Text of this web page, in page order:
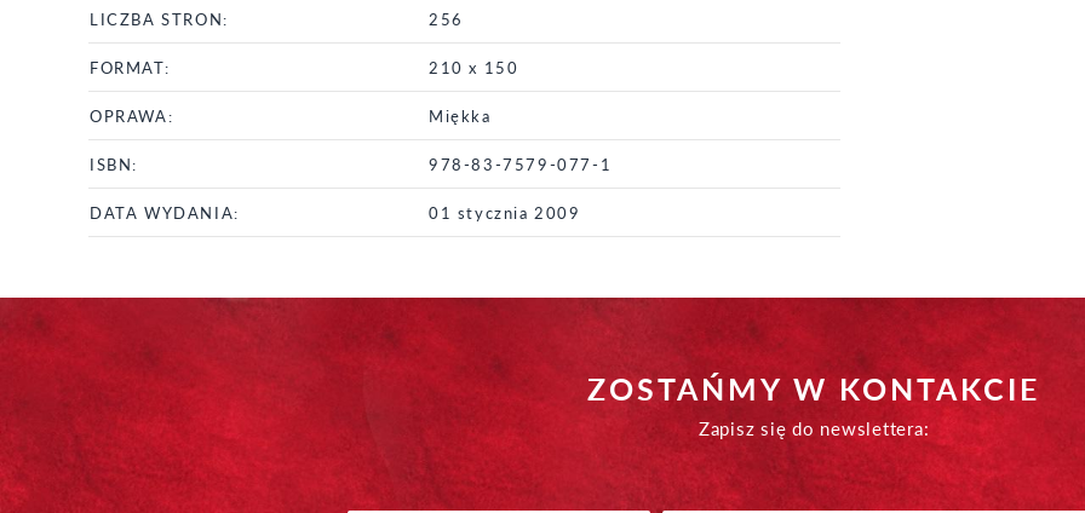
LICZBA STRON: 256
FORMAT: 210 x 150
OPRAWA: Miękka
ISBN: 978-83-7579-077-1
DATA WYDANIA: 01 stycznia 2009
ZOSTAŃMY W KONTAKCIE
Zapisz się do newslettera: